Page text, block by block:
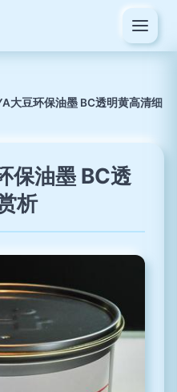
大豆环保油墨 BC透明黄高清细
保油墨 BC透
析